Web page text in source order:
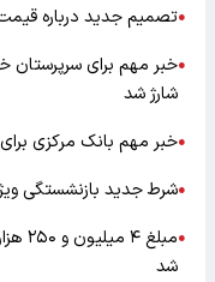
●تصمیم جدید درباره
●
شارژ شد
●خبر مهم بانک مرکزی
●شرط جدید بازنشستگی
●
شد